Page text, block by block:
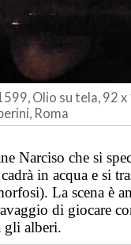
Olio su tela, 92
Roma
che si
in acqua e si
La scena è
di giocare
gli alberi.